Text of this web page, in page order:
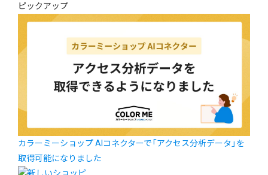
ピックアップ
カラーミーショップ AIコネクターで「アクセス分析データ」を
取得可能になりました